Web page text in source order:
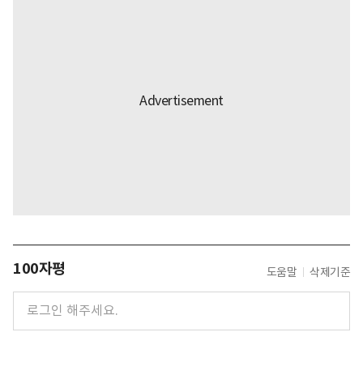
100자평 도움말 삭제기준